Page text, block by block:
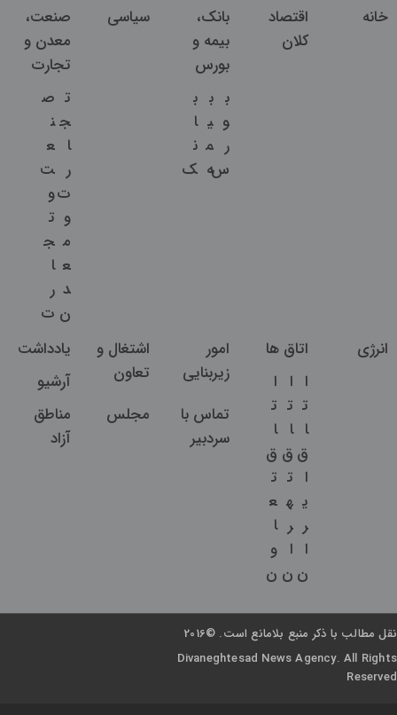
خانه
اقتصاد
کلان
بانک،
بیمه و
بورس
ب
و
ر
س
ب
ی
م
ه
ب
ا
ن
ک
سیاسی
صنعت،
معدن و
تجارت
ت
ج
ا
ر
ت
و
م
ع
د
ن
ص
ن
ع
ت
و
ت
ج
ا
ر
ت
انرژی
اتاق ها
ا
ت
ا
ق
ا
ی
ر
ا
ن
ا
ت
ا
ق
ت
ه
ر
ا
ن
ا
ت
ا
ق
ت
ع
ا
و
ن
امور
زیربنایی
اشتغال و
تعاون
یادداشت
آرشیو
تماس با
سردبیر
مجلس
مناطق
آزاد
نقل مطالب با ذکر منبع بلامانع است. ©2016
Divaneghtesad News Agency. All Rights
Reserved